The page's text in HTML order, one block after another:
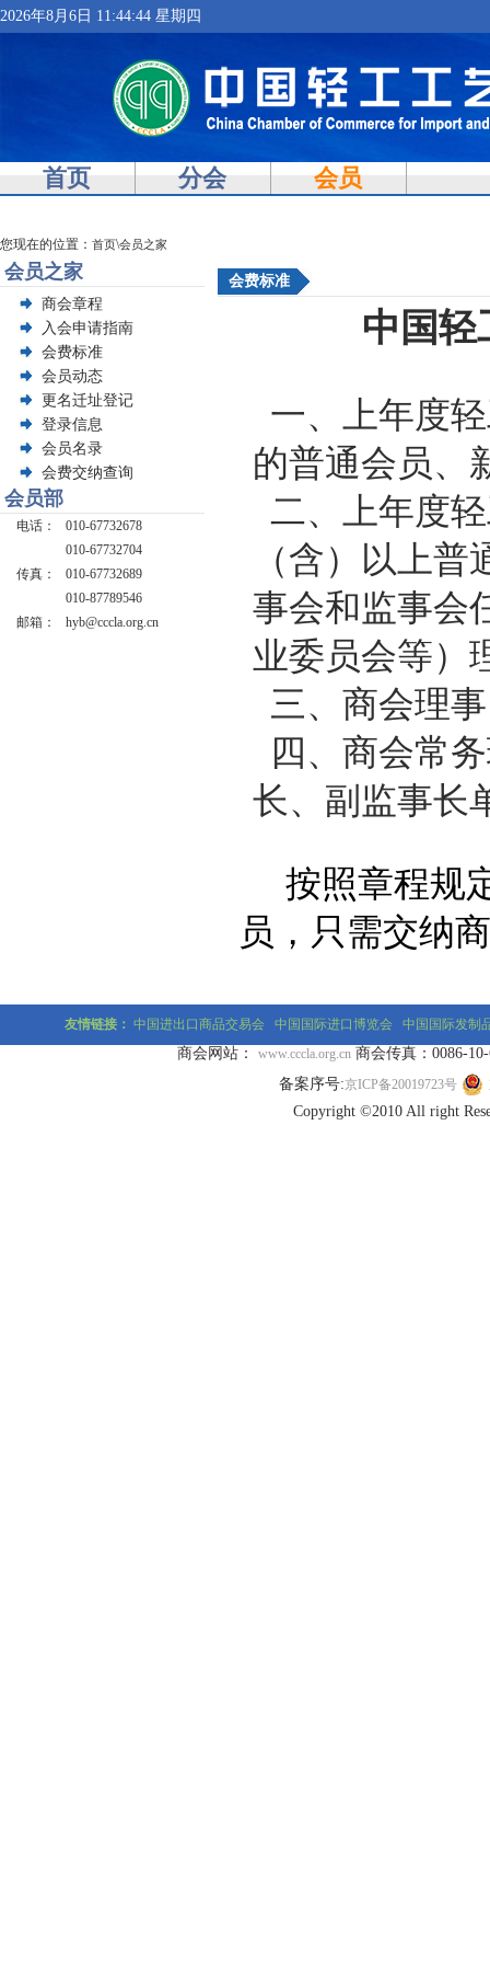
2026年8月6日 11:44:44 星期四
首页 分会 会员
您现在的位置： 首页\会员之家
会员之家
商会章程
入会申请指南
会费标准
会员动态
更名迁址登记
登录信息
会员名录
会费交纳查询
会员部
电话：
010-67732678
010-67732704
传真：
010-67732689
010-87789546
邮箱：
hyb@cccla.org.cn
会费标准
中国轻
一、上年度
的普通会员、
二、上年度
（含）以上
事会和监事会
业委员会等）
三、商会理
四、商会常
长、副监事长
按照章程规
员，只需交纳
友情链接： 中国进出口商品交易会 中国国际进口博览会 中国国际发制
商会网站： www.cccla.org.cn 商会传真：0086-10-
备案序号:京ICP备20019723号
Copyright ©2010 All right